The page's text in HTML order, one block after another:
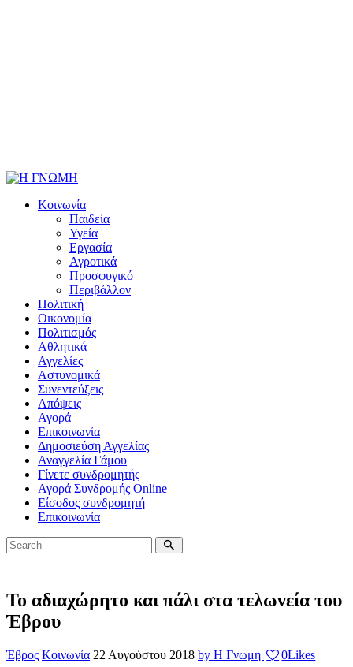
Κοινωνία
Παιδεία
Υγεία
Εργασία
Αγροτικά
Προσφυγικό
Περιβάλλον
Πολιτική
Οικονομία
Πολιτισμός
Αθλητικά
Αγγελίες
Αστυνομικά
Συνεντεύξεις
Απόψεις
Αγορά
Επικοινωνία
Δημοσιεύση Αγγελίας
Αναγγελία Γάμου
Γίνετε συνδρομητής
Αγορά Συνδρομής Online
Είσοδος συνδρομητή
Επικοινωνία
Το αδιαχώρητο και πάλι στα τελωνεία του
Έβρου
Έβρος Κοινωνία 22 Αυγούστου 2018 by Η Γνωμη 0Likes